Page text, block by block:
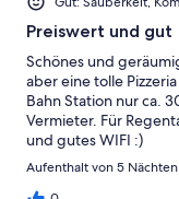
Preiswert und gut
Schönes und
aber eine tolle
Bahn Station nur ca.
Vermieter. Für
und gutes WIFI :)
Aufenthalt von 5